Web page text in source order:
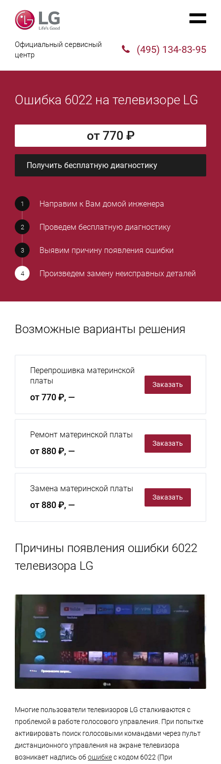
Официальный сервисный
центр
(495) 134-83-95
Ошибка 6022 на телевизоре LG
от 770 ₽
Получить бесплатную диагностику
Направим к Вам домой инженера
Проведем бесплатную диагностику
Выявим причину появления ошибки
Произведем замену неисправных деталей
Возможные варианты решения
Перепрошивка материнской
платы
от 770 ₽, —
Заказать
Ремонт материнской платы
от 880 ₽, —
Заказать
Замена материнской платы
от 880 ₽, —
Заказать
Причины появления ошибки 6022
телевизора LG
Многие пользователи телевизоров LG сталкиваются с
проблемой в работе голосового управления. При попытке
активировать поиск голосовыми командами через пульт
дистанционного управления на экране телевизора
возникает надпись обошибкес кодом 6022 (При